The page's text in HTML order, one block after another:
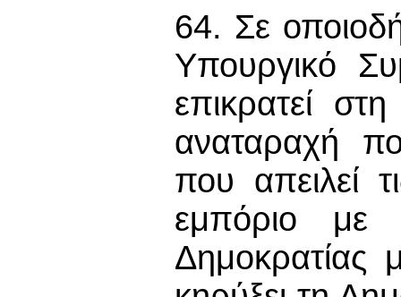
64. Σε
Υπουργικό
επικρατεί
αναταραχή
που απειλεί
εμπόριο
Δημοκρατίας